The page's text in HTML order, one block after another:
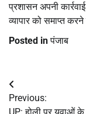
प्रशासन अपनी
व्यापार को समाप्त
Posted inपंजाब
Post
navigation
Previous: